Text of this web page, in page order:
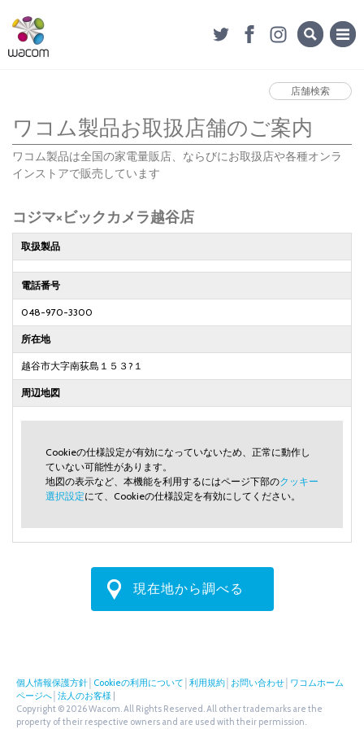
店舗検索
ワコム製品お取扱店舗のご案内
ワコム製品は全国の家電量販店、ならびにお取扱店や各種オンラ
インストアで販売しています
コジマ×ビックカメラ越谷店
取扱製品
電話番号
048-970-3300
所在地
越谷市大字南荻島１５３?１
周辺地図
Cookieの仕様設定が有効になっていないため、正常に動作し
ていない可能性があります。
地図の表示など、本機能を利用するにはページ下部のクッキー
選択設定にて、Cookieの仕様設定を有効にしてください。
現在地から調べる
個人情報保護方針 Cookieの利用について 利用規約 お問い合わせ ワコムホーム
ページへ 法人のお客様
Copyright © 2026 Wacom. All Rights Reserved. All other trademarks are the
property of their respective owners and are used with their permission.